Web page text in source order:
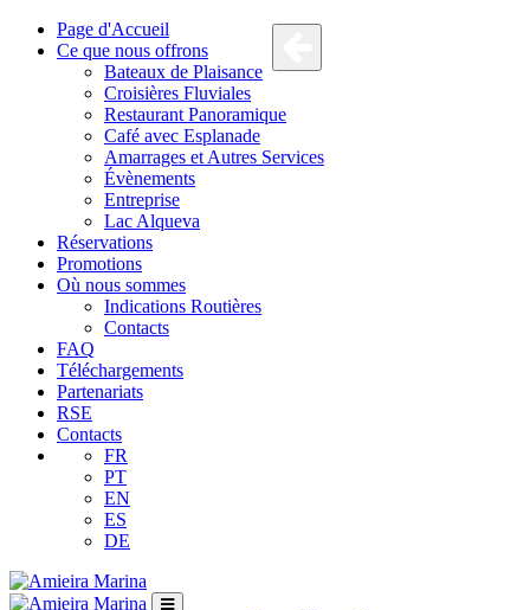
Page d'Accueil
Ce que nous offrons
Bateaux de Plaisance
Croisières Fluviales
Restaurant Panoramique
Café avec Esplanade
Amarrages et Autres Services
Évènements
Entreprise
Lac Alqueva
Réservations
Promotions
Où nous sommes
Indications Routières
Contacts
FAQ
Téléchargements
Partenariats
RSE
Contacts
FR
PT
EN
ES
DE